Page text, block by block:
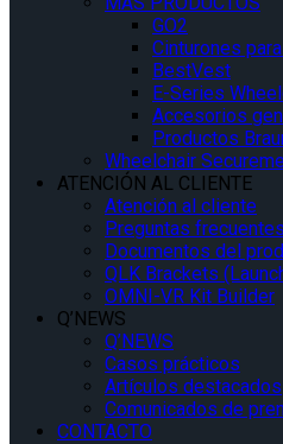
GO2
Cinturones
BestVest
E-Series
Accesorios
Productos
Wheelchair
ATENCIÓN AL CLIENTE
Atención al cliente
Preguntas
Documentos del
QLK Brackets
OMNI-VR Kit Builder
Q’NEWS
Q’NEWS
Casos prácticos
Artículos destacados
Comunicados de
CONTACTO